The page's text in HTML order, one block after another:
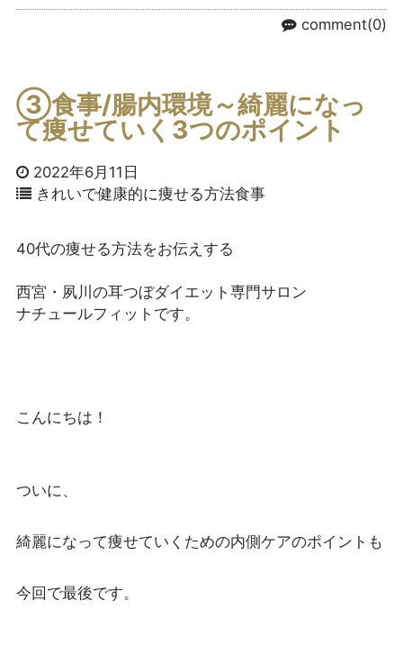
comment(0)
③食事/腸内環境～綺麗になっ
て痩せていく3つのポイント
2022年6月11日
きれいで健康的に痩せる方法食事
40代の痩せる方法をお伝えする
西宮・夙川の耳つぼダイエット専門サロン
ナチュールフィットです。
こんにちは！
ついに、
綺麗になって痩せていくための内側ケアのポイントも
今回で最後です。